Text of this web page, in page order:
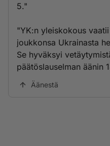
5."
"YK:n yleiskokous
joukkonsa Ukrainasta
Se hyväksyi
päätöslauselman äänin
Äänestä